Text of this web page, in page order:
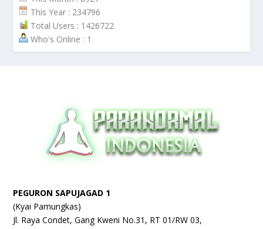
This Year : 234796
Total Users : 1426722
Who's Online : 1
PEGURON SAPUJAGAD 1
(Kyai Pamungkas)
Jl. Raya Condet, Gang Kweni No.31, RT 01/RW 03,